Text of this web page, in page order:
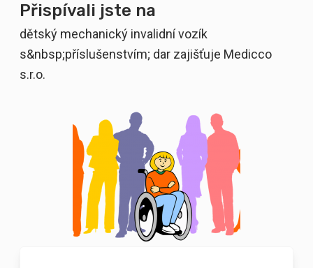
Přispívali jste na
dětský mechanický invalidní vozík
s&nbsp;příslušenstvím; dar zajišťuje Medicco
s.r.o.